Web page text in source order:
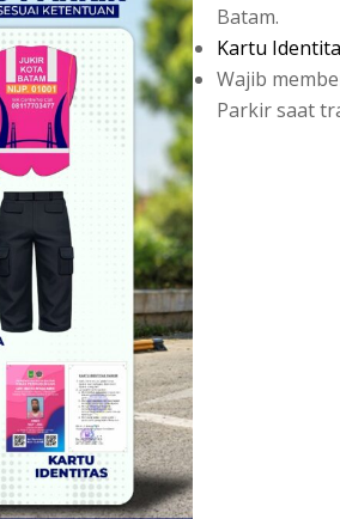
Batam.
Kartu
Wajib
Parkir saat